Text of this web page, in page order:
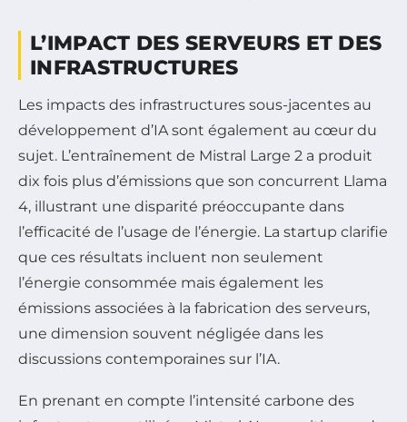
L’IMPACT DES SERVEURS ET DES
INFRASTRUCTURES
Les impacts des infrastructures sous-jacentes au
développement d’IA sont également au cœur du
sujet. L’entraînement de Mistral Large 2 a produit
dix fois plus d’émissions que son concurrent Llama
4, illustrant une disparité préoccupante dans
l’efficacité de l’usage de l’énergie. La startup clarifie
que ces résultats incluent non seulement
l’énergie consommée mais également les
émissions associées à la fabrication des serveurs,
une dimension souvent négligée dans les
discussions contemporaines sur l’IA.
En prenant en compte l’intensité carbone des